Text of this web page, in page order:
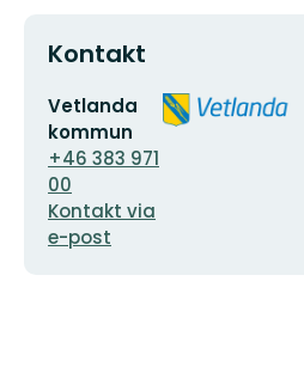
Kontakt
E-
postadress
Vetlanda
kommun
+46 383 971
00
Kontakt via
e-post
Organisationens
logotyp